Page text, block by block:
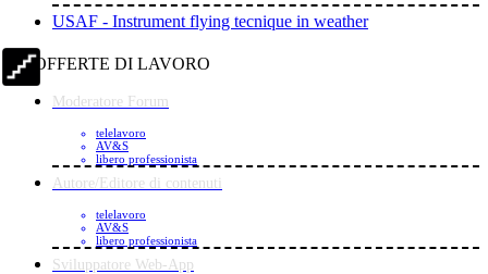
USAF - Instrument flying tecnique in weather
OFFERTE DI LAVORO
Moderatore Forum
telelavoro
AV&S
libero professionista
Autore/Editore di contenuti
telelavoro
AV&S
libero professionista
Sviluppatore Web-App